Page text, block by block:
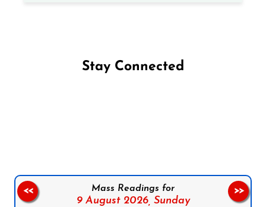
Stay Connected
Mass Readings for
9 August 2026, Sunday
<< >>